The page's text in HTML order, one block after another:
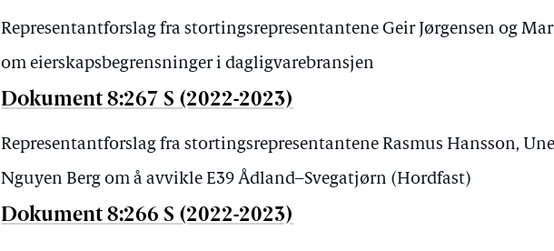
Representantforslag fra stortingsrepresentantene Geir Jørgensen og
om eierskapsbegrensninger i dagligvarebransjen
Dokument 8:267 S (2022-2023)
Representantforslag fra stortingsrepresentantene Rasmus Hansson,
Nguyen Berg om å avvikle E39 Ådland–Svegatjørn (Hordfast)
Dokument 8:266 S (2022-2023)